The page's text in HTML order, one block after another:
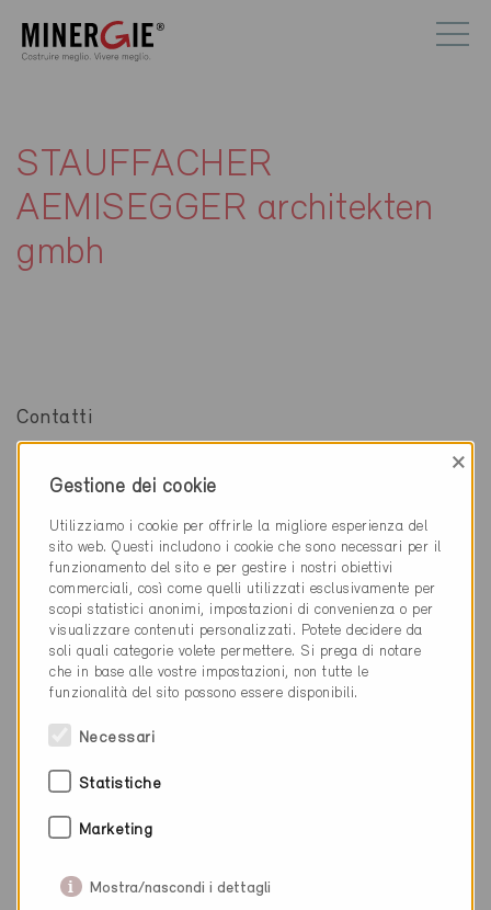
STAUFFACHER
AEMISEGGER architekten
gmbh
Contatti
Laubgasse 59
052 723 29 99
info@stauffacher-aemisegger.ch
www.stauffacher-aemisegger.ch
Categoria
Pianificazione
Architettura
Gestione dei cookie
×
Utilizziamo i cookie per offrirle la migliore esperienza del
sito web. Questi includono i cookie che sono necessari per il
funzionamento del sito e per gestire i nostri obiettivi
commerciali, così come quelli utilizzati esclusivamente per
scopi statistici anonimi, impostazioni di convenienza o per
visualizzare contenuti personalizzati. Potete decidere da
soli quali categorie volete permettere. Si prega di notare
che in base alle vostre impostazioni, non tutte le
funzionalità del sito possono essere disponibili.
Necessari
Statistiche
Marketing
Mostra/nascondi i dettagli